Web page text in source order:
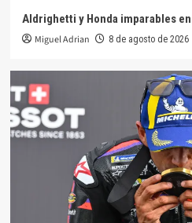
Aldrighetti y Honda imparables en
Miguel Adrian 8 de agosto de 2026